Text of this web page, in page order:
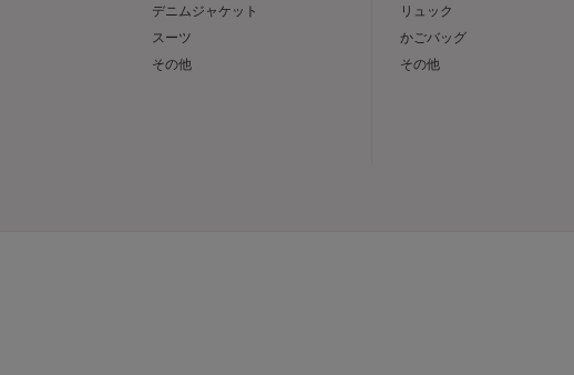
デニムジャケット
スーツ
その他
リュック
かごバッグ
その他